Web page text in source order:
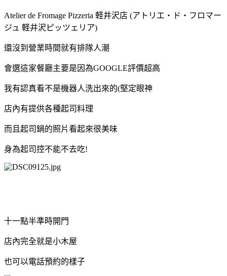
Atelier de Fromage Pizzeria 軽井沢店 (アトリエ・ド・フロマー
ジュ 軽井沢ピッツェリア)
還沒到營業時間就有排隊人潮
會選這家餐廳主要是因為GOOGLE評價超高
我有認真看不是機器人洗出來的(堅定眼神
店內有提供各種起司料理
而且起司鍋的照片看起來很美味
身為起司控不能不去吃!
十一點半準時開門
店內完全就是小木屋
也可以電話預約的樣子